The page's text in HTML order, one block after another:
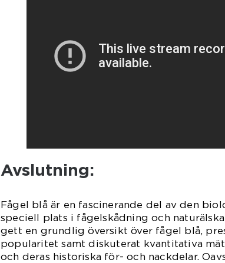
Avslutning:
Fågel blå är en fascinerande del av den
speciell plats i fågelskådning och
gett en grundlig översikt över fågel blå,
popularitet samt diskuterat kvantitativa
och deras historiska för- och nackdelar.